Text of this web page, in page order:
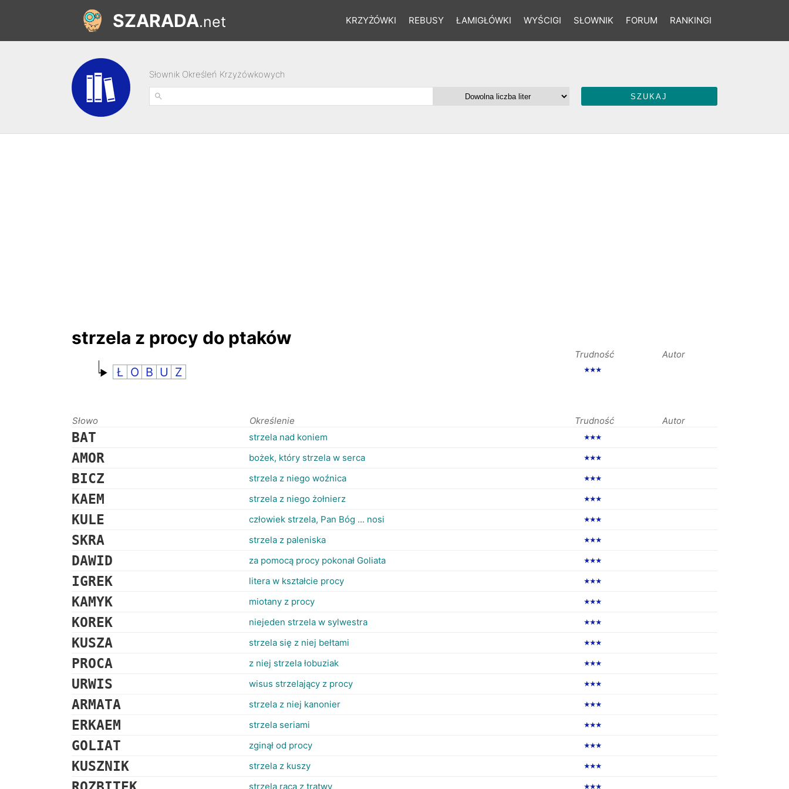
KRZYŻÓWKI REBUSY ŁAMIGŁÓWKI WYŚCIGI SŁOWNIK FORUM RANKINGI
SZARADA.net
Słownik Określeń Krzyżówkowych
strzela z procy do ptaków
Trudność Autor
Ł O B U Z ★★★
Słowo Określenie Trudność Autor
BAT strzela nad koniem ★★★
AMOR bożek, który strzela w serca ★★★
BICZ strzela z niego woźnica ★★★
KAEM strzela z niego żołnierz ★★★
KULE człowiek strzela, Pan Bóg ... nosi ★★★
SKRA strzela z paleniska ★★★
DAWID za pomocą procy pokonał Goliata ★★★
IGREK litera w kształcie procy ★★★
KAMYK miotany z procy ★★★
KOREK niejeden strzela w sylwestra ★★★
KUSZA strzela się z niej bełtami ★★★
PROCA z niej strzela łobuziak ★★★
URWIS wisus strzelający z procy ★★★
ARMATA strzela z niej kanonier ★★★
ERKAEM strzela seriami ★★★
GOLIAT zginął od procy ★★★
KUSZNIK strzela z kuszy ★★★
strzela racą z tratwy ★★★